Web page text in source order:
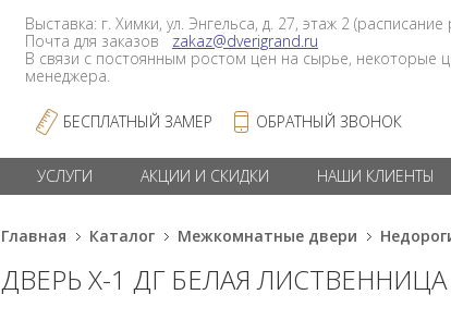
Выставка: г. Химки, ул. Энгельса, д. 27, этаж 2
Почта для заказов zakaz@dverigrand.ru
В связи с постоянным ростом цен на сырье, некоторые
менеджера.
БЕСПЛАТНЫЙ ЗАМЕР ОБРАТНЫЙ ЗВОНОК
УСЛУГИ АКЦИИ И СКИДКИ НАШИ КЛИЕНТЫ
Главная Каталог Межкомнатные двери
ДВЕРЬ X-1 ДГ БЕЛАЯ ЛИСТВЕННИЦА